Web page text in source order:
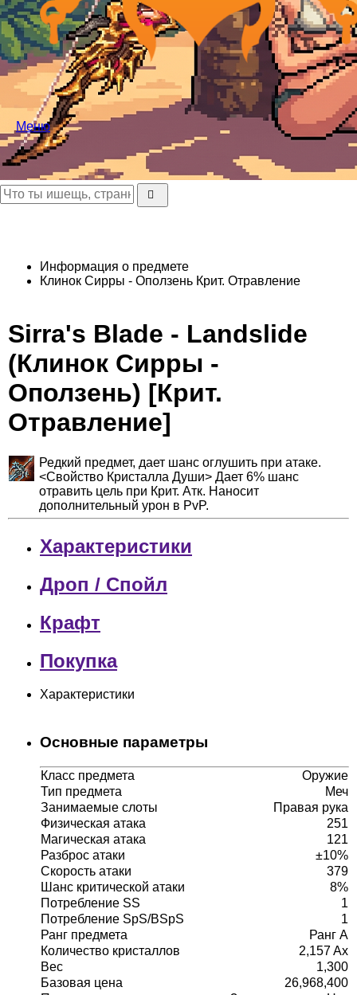
Меню
Информация о предмете
Клинок Сирры - Оползень Крит. Отравление
Sirra's Blade - Landslide
(Клинок Сирры -
Оползень) [Крит.
Отравление]
Редкий предмет, дает шанс оглушить при атаке.
<Свойство Кристалла Души> Дает 6% шанс
отравить цель при Крит. Атк. Наносит
дополнительный урон в PvP.
Характеристики
Дроп / Спойл
Крафт
Покупка
Характеристики
Основные параметры
Класс предмета
Оружие
Тип предмета
Меч
Занимаемые слоты
Правая рука
Физическая атака
251
Магическая атака
121
Разброс атаки
±10%
Скорость атаки
379
Шанс критической атаки
8%
Потребление SS
1
Потребление SpS/BSpS
1
Ранг предмета
Ранг A
Количество кристаллов
2,157 Ax
Вес
1,300
Базовая цена
26,968,400